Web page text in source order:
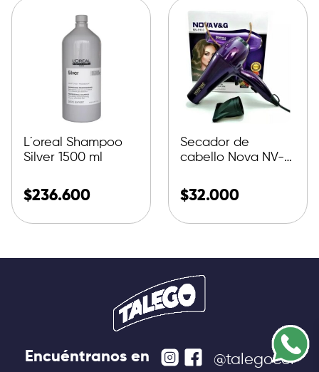
L´oreal Shampoo
Silver 1500 ml
$236.600
Secador de
cabello Nova NV-
$32.000
Encuéntranos en @talegocol